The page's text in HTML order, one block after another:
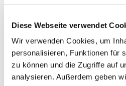
Diese Webseite verwendet
Wir verwenden Cookies, um
personalisieren, Funktionen für
zu können und die Zugriffe auf
analysieren. Außerdem geben
ist zu beachten?)
Kenntnisse im
Nistkastenmonitoring
Vogelschutzbildung
Erkennen weiterer